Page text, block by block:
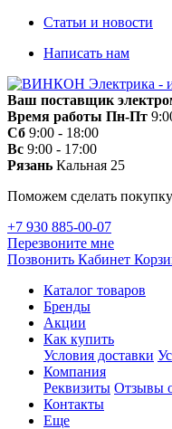
Статьи и новости
Написать нам
Ваш поставщик
Время работы Пн-Пт
Сб 9:00 - 18:00
Вс 9:00 - 17:00
Рязань Кальная 25
Поможем сделать покупку
+7 930 885-00-07
Перезвоните мне
Позвонить Кабинет
Каталог товаров
Бренды
Акции
Как купить
Условия доставки
Компания
Реквизиты Отзывы
Контакты
Еще